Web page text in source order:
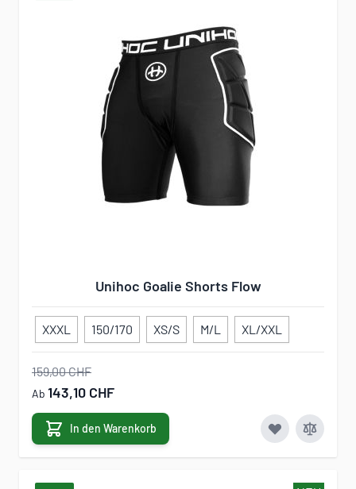
Unihoc Goalie Shorts Flow
XXXL 150/170 XS/S M/L XL/XXL
159,00 CHF
Ab 143,10 CHF
In den Warenkorb